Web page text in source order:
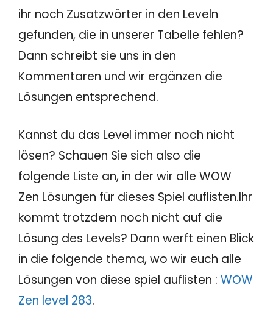
ihr noch Zusatzwörter in den Leveln
gefunden, die in unserer Tabelle fehlen?
Dann schreibt sie uns in den
Kommentaren und wir ergänzen die
Lösungen entsprechend.
Kannst du das Level immer noch nicht
lösen? Schauen Sie sich also die
folgende Liste an, in der wir alle WOW
Zen Lösungen für dieses Spiel auflisten.Ihr
kommt trotzdem noch nicht auf die
Lösung des Levels? Dann werft einen Blick
in die folgende thema, wo wir euch alle
Lösungen von diese spiel auflisten : WOW
Zen level 283.